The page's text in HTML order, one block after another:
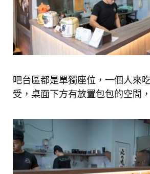
吧台區都是單獨座位，一個人來
受，桌面下方有放置包包的空間